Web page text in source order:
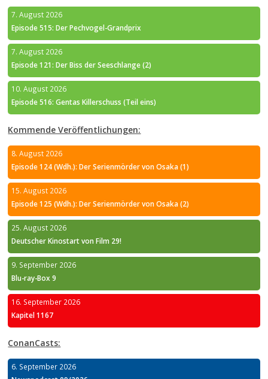
7. August 2026
Episode 515: Der Pechvogel-Grandprix
7. August 2026
Episode 121: Der Biss der Seeschlange (2)
10. August 2026
Episode 516: Gentas Killerschuss (Teil eins)
Kommende Veröffentlichungen:
8. August 2026
Episode 124 (Wdh.): Der Serienmörder von Osaka (1)
15. August 2026
Episode 125 (Wdh.): Der Serienmörder von Osaka (2)
25. August 2026
Deutscher Kinostart von Film 29!
9. September 2026
Blu-ray-Box 9
16. September 2026
Kapitel 1167
ConanCasts:
6. September 2026